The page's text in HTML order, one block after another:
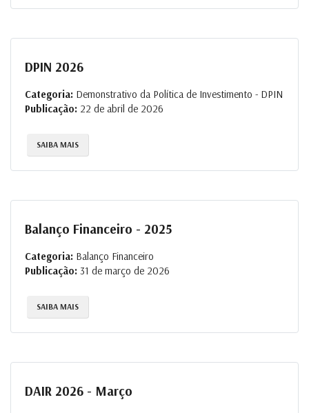
DPIN 2026
Categoria: Demonstrativo da Política de Investimento - DPIN
Publicação: 22 de abril de 2026
SAIBA MAIS
Balanço Financeiro - 2025
Categoria: Balanço Financeiro
Publicação: 31 de março de 2026
SAIBA MAIS
DAIR 2026 - Março